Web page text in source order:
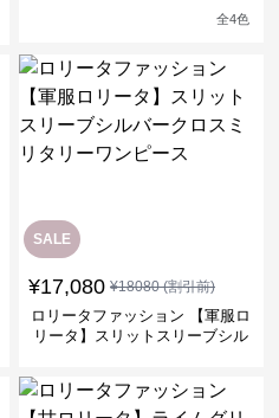
全4色
SALE
¥17,080 ¥18080(割引前)
ロリータファッション 【軍服ロ
リータ】スリットスリーブシル